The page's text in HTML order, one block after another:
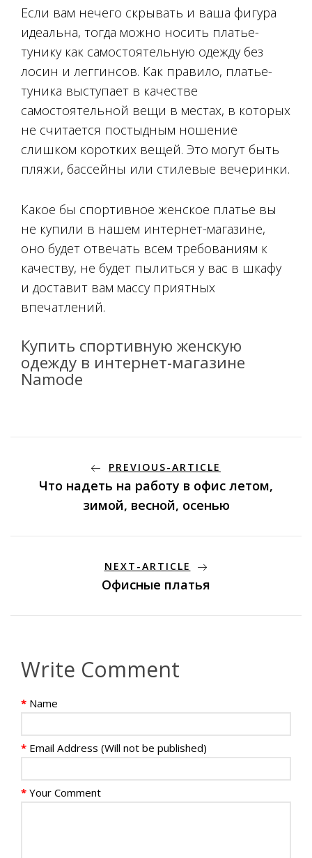
Если вам нечего скрывать и ваша фигура
идеальна, тогда можно носить платье-
тунику как самостоятельную одежду без
лосин и леггинсов. Как правило, платье-
туника выступает в качестве
самостоятельной вещи в местах, в которых
не считается постыдным ношение
слишком коротких вещей. Это могут быть
пляжи, бассейны или стилевые вечеринки.
Какое бы спортивное женское платье вы
не купили в нашем интернет-магазине,
оно будет отвечать всем требованиям к
качеству, не будет пылиться у вас в шкафу
и доставит вам массу приятных
впечатлений.
Купить спортивную женскую
одежду в интернет-магазине
Namode
PREVIOUS-ARTICLE
Что надеть на работу в офис летом,
зимой, весной, осенью
NEXT-ARTICLE
Офисные платья
Write Comment
Name
Email Address (Will not be published)
Your Comment